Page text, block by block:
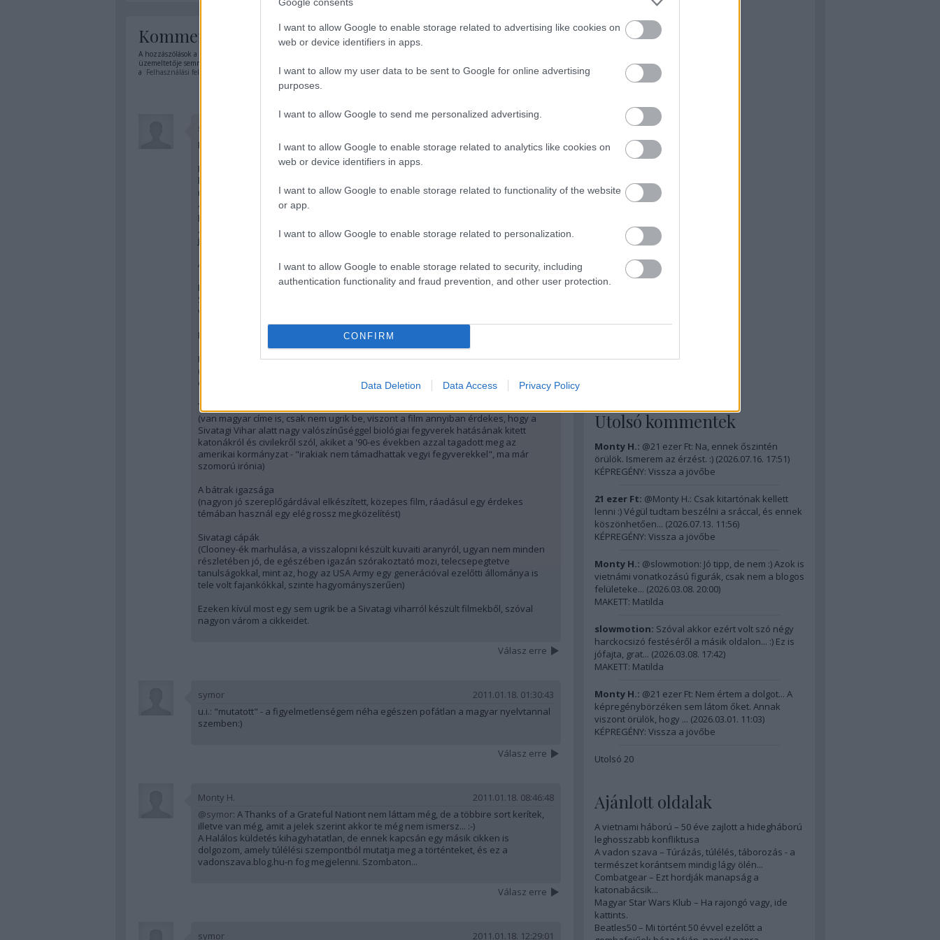
I want to allow Google to enable storage related to advertising like cookies on
web or device identifiers in apps.
I want to allow my user data to be sent to Google for online advertising
purposes.
I want to allow Google to send me personalized advertising.
I want to allow Google to enable storage related to analytics like cookies on
web or device identifiers in apps.
I want to allow Google to enable storage related to functionality of the website
or app.
I want to allow Google to enable storage related to personalization.
I want to allow Google to enable storage related to security, including
authentication functionality and fraud prevention, and other user protection.
CONFIRM
Data Deletion Data Access Privacy Policy
Kommentek:
A hozzászólások a
üzemeltetője semmilyen felelősséget nem vállal, azokat nem ellenőrzi. Kifogás esetén forduljon a blog szerkesztőjéhez. Részletek
a Felhasználási feltételekben adatvédelmi tájékoztatóban .
symor
Micsoda filmeket juttatsz az eszembe az oldalon :)
Ez például nagy gyerekkori kedvencem volt, annak idején, mert bemutatta a
kiképzést, idealizálta az amerikai vagányságot és pont annyi és olyan akciót
mutatót, amennyit egy megelevenedett G.I. Joe történettől elvártam, tízéves korom
alatt. Most már nem így van, de azért ez a mozi megmaradt a maga
pátoszlobogtatásával is tömény bűnös élvezetnek. Mai szemmel nézve olyan
gagyi, hogy az már szép és mégsem annyira, hogy konfliktusba kerüljünk a magunk
jó ízlésével.
A sereg különleges alakulatairól szóló gyermekfilmjeim egyik prominens tagja :)
Nagyon örülök, amiért végig készülöd venni az I. Öböl-háborúról szóló filmek sorát.
Sok nem jut eszembe a témában, sőt meg kell vallanom a fent tárgyalt sem ugrott
volna be rögtön.
Négy produkcióra emlékszem kapásból mégis a témában:
Halálos küldetés
(elevenedbe vág, amennyiben előveszed, hiszen a Bravo egység történetét
dolgozza fel Sean Beannel a főszerepben, a kétes alapok ellenére nagyon jó film)
Thanks of a Grateful Nation
(van magyar címe is, csak nem ugrik be, viszont a film annyiban érdekes, hogy a
Sivatagi Vihar alatt nagy valószínűséggel biológiai fegyverek hatásának kitett
katonákról és civilekről szól, akiket a '90-es években azzal tagadott meg az
amerikai kormányzat - "irakiak nem támadhattak vegyi fegyverekkel", ma már
szomorú irónia)
A bátrak igazsága
(nagyon jó szereplőgárdával elkészített, közepes film, ráadásul egy érdekes
témában használ egy elég rossz megközelítést)
Sivatagi cápák
(Clooney-ék marhulása, a visszalopni készült kuvaiti aranyról, ugyan nem minden
részletében jó, de egészében igazán szórakoztató mozi, telecsepegtetve
tanulságokkal, mint az, hogy az USA Army egy generációval ezelőtti állománya is
tele volt fajankókkal, szinte hagyományszerűen)
Ezeken kívül most egy sem ugrik be a Sivatagi viharról készült filmekből, szóval
nagyon várom a cikkeidet.
Válasz erre
symor
2011.01.18. 01:30:43
u.i.: "mutatott" - a figyelmetlenségem néha egészen pofátlan a magyar nyelvtannal
szemben:)
Válasz erre
Monty H.
2011.01.18. 08:46:48
@symor: A Thanks of a Grateful Nationt nem láttam még, de a többire sort kerítek,
illetve van még, amit a jelek szerint akkor te még nem ismersz... :-)
A Halálos küldetés kihagyhatatlan, de ennek kapcsán egy másik cikken is
dolgozom, amely túlélési szempontból mutatja meg a történteket, és ez a
vadonszava.blog.hu-n fog megjelenni. Szombaton...
Válasz erre
symor 2011.01.18. 12:29:01
SOROZAT: Igenis, miniszter úr! &
Igenis, miniszterelnök úr!
MAKETT: M16 féllánctalpas
SZÍNHÁZ: Capa, a világhírű fotós
KÉPREGÉNY: Lucas háborúi
MAKETT: A34 Comet
PC: Call of Duty – Black Ops 6
FILM: The Victors
KÖNYV: Normandy ‘44 (James
FOTÓ: Normandiai látnivalók 6.
KÖNYV: The Cover-Up at Omaha
Beach (Gary Sterne)
Utolsó kommentek
Monty H.: @21 ezer Ft: Na, ennek őszintén
örülök. Ismerem az érzést. :) (2026.07.16. 17:51)
KÉPREGÉNY: Vissza a jövőbe
21 ezer Ft: @Monty H.: Csak kitartónak kellett
lenni :) Végül tudtam beszélni a sráccal, és ennek
köszönhetően... (2026.07.13. 11:56)
KÉPREGÉNY: Vissza a jövőbe
Monty H.: @slowmotion: Jó tipp, de nem :) Azok is
vietnámi vonatkozású figurák, csak nem a blogos
felületeke... (2026.03.08. 20:00)
MAKETT: Matilda
slowmotion: Szóval akkor ezért volt szó négy
harckocsizó festéséről a másik oldalon... :) Ez is
jófajta, grat... (2026.03.08. 17:42)
MAKETT: Matilda
Monty H.: @21 ezer Ft: Nem értem a dolgot... A
képregénybörzéken sem látom őket. Annak
viszont örülök, hogy ... (2026.03.01. 11:03)
KÉPREGÉNY: Vissza a jövőbe
Utolsó 20
Ajánlott oldalak
A vietnami háború – 50 éve zajlott a hidegháború
leghosszabb konfliktusa
A vadon szava – Túrázás, túlélés, táborozás - a
természet korántsem mindig lágy ölén...
Combatgear – Ezt hordják manapság a
katonabácsik...
Magyar Star Wars Klub – Ha rajongó vagy, ide
kattints.
Beatles50 – Mi történt 50 évvel ezelőtt a